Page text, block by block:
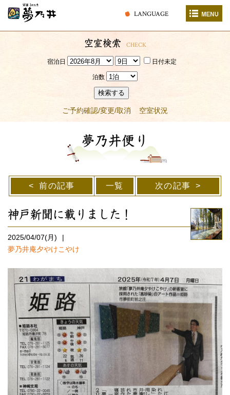
LANGUAGE
空室検索 CHECK
宿泊日 日付未定
泊数
検索する
ご予約確認/変更/取消 空室状況
夢乃井便り
前の記事 一覧 次の記事
神戸新聞に載りました！
2025/04/07(月)
夢乃井庵夕やけこやけ